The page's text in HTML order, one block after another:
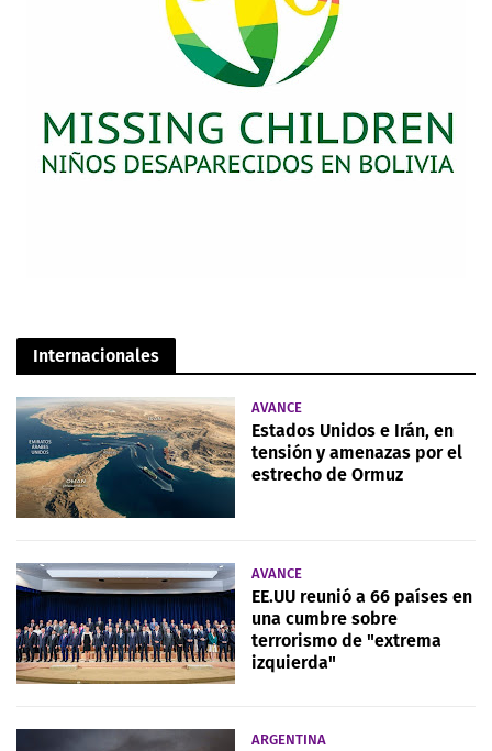
Internacionales
AVANCE
Estados Unidos e Irán, en
tensión y amenazas por el
estrecho de Ormuz
AVANCE
EE.UU reunió a 66 países en
una cumbre sobre
terrorismo de "extrema
izquierda"
ARGENTINA